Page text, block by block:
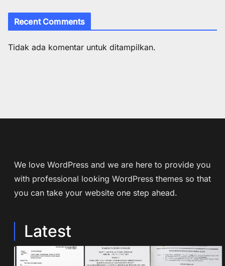
Recent Comments
Tidak ada komentar untuk ditampilkan.
We love WordPress and we are here to provide you
with professional looking WordPress themes so that
you can take your website one step ahead.
Latest